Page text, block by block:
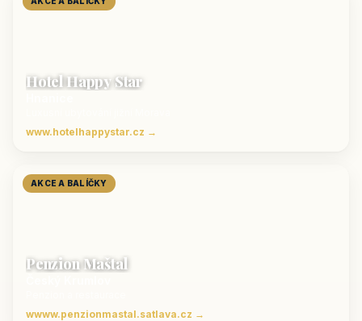
Hotel Happy Star
www.hotelhappystar.cz →
AKCE A BALÍČKY
Penzion Maštal
wwww.penzionmastal.satlava.cz →